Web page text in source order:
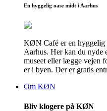
En hyggelig oase midt i Aarhus
KØN Café er en hyggelig
Aarhus. Her kan du nyde
museet eller lægge vejen
er i byen. Der er gratis
Om KØN
Bliv klogere på KØN